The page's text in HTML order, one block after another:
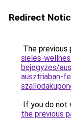
Redirect
The previous
sieles-
bejegyzes/
ausztriaban-
If you do not
the previous